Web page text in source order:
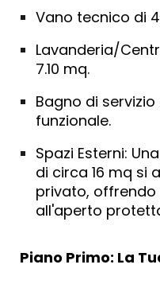
Vano tecnico di
Lavanderia/
7.10 mq.
Bagno di servizio
funzionale.
Spazi Esterni:
di circa 16 mq si
privato, offrendo
all'aperto
Piano Primo: La